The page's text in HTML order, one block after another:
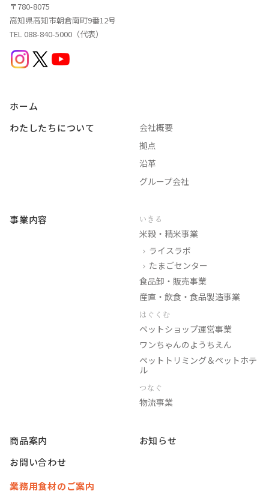
〒780-8075
高知県高知市朝倉南町9番12号
TEL 088-840-5000（代表）
ホーム
わたしたちについて
会社概要
拠点
沿革
グループ会社
事業内容 いきる
米穀・精米事業
ライスラボ
たまごセンター
食品卸・販売事業
産直・飲食・食品製造事業
はぐくむ
ペットショップ運営事業
ワンちゃんのようちえん
ペットトリミング＆ペットホテ
ル
つなぐ
物流事業
商品案内
お知らせ
お問い合わせ
業務用食材のご案内